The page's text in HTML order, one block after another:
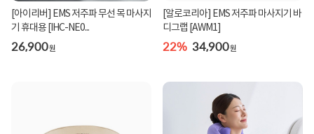
[아이리버] EMS 저주파 무선 목 마사지
기 휴대용 [IHC-NE0...
26,900원
[알로코리아] EMS 저주파 마사지기 바
디그랩 [AWM1]
22% 34,900원